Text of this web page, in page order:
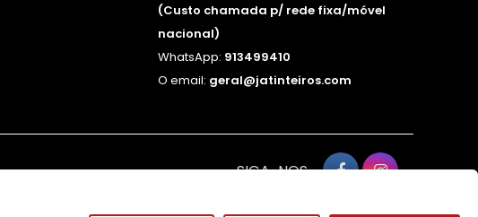
(Custo chamada p/ rede fixa/móvel
nacional)
WhatsApp: 913499410
O email: geral@jatinteiros.com
SIGA-NOS